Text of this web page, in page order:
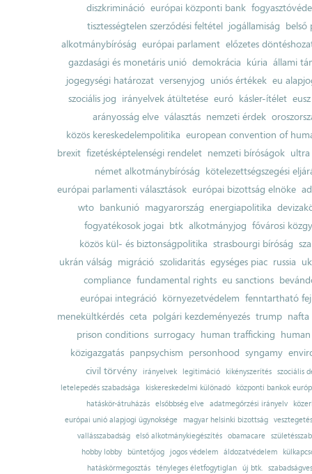
diszkrimináció európai központi bank
tisztességtelen szerződési feltétel jogállamiság belső
alkotmánybíróság európai parlament előzetes
gazdasági és monetáris unió demokrácia kúria állami
jogegységi határozat versenyjog uniós értékek eu
szociális jog irányelvek átültetése euró kásler-ítélet
arányosság elve választás nemzeti érdek
közös kereskedelempolitika european convention of
brexit fizetésképtelenségi rendelet nemzeti bíróságok ultra
német alkotmánybíróság kötelezettségszegési
európai parlamenti választások európai bizottság elnöke
wto bankunió magyarország energiapolitika
fogyatékosok jogai btk alkotmányjog fővárosi
közös kül- és biztonságpolitika strasbourgi bíróság
ukrán válság migráció szolidaritás egységes piac russia
compliance fundamental rights eu sanctions
európai integráció környezetvédelem fenntartható
menekültkérdés ceta polgári kezdeményezés trump nafta
prison conditions surrogacy human trafficking
közigazgatás panpsychism personhood syngamy
civil törvény
irányelvek legitimáció kikényszerítés szociális
letelepedés szabadsága
kiskereskedelmi különadó
központi bankok
hatáskör-átruházás
elsőbbség elve adatmegőrzési irányelv
európai unió alapjogi ügynoksége
magyar helsinki bizottság
vesztegetés
vallásszabadság
első alkotmánykiegészítés obamacare
hobby lobby
büntetőjog jogos védelem áldozatvédelem
hatáskörmegosztás tényleges életfogytiglan új btk.